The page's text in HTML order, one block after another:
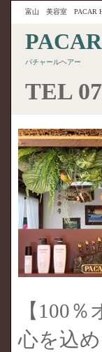
富山 美容室 PACAR
パチャールヘアー
TEL
【100
心を込